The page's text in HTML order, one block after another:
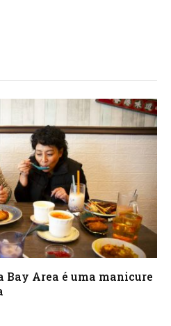
Area é uma manicure